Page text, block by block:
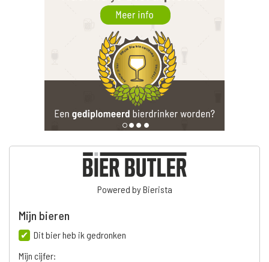
Powered by Bierista
Mijn bieren
Dit bier heb ik gedronken
Mijn cijfer: